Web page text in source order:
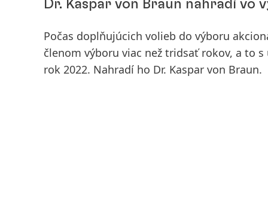
Dr. Kaspar von Braun nahradí vo
Počas doplňujúcich volieb do výboru
členom výboru viac než tridsať rokov, a to
rok 2022. Nahradí ho Dr. Kaspar von Braun.